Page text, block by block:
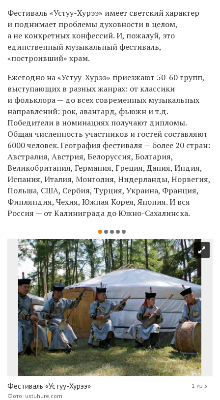
Фестиваль «Устуу-Хурээ» имеет светский характер
и поднимает проблемы духовности в целом,
а не конкретных конфессий. И, пожалуй, это
единственный музыкальный фестиваль,
«построивший» храм.
Ежегодно на «Устуу-Хурээ» приезжают 50-60 групп,
выступающих в разных жанрах: от классики
и фольклора — до всех современных музыкальных
направлений: рок, авангард, фьюжн и т.д.
Победители в номинациях получают дипломы.
Общая численность участников и гостей составляют
6000 человек. География фестиваля — более 20 стран:
Австралия, Австрия, Белоруссия, Болгария,
Великобритания, Германия, Греция, Дания, Индия,
Испания, Италия, Монголия, Нидерланды, Норвегия,
Польша, США, Сербия, Турция, Украина, Франция,
Финляндия, Чехия, Южная Корея, Япония. И вся
Россия — от Калиниграда до Южно-Сахалинска.
Фестиваль «Устуу-Хурээ»
Фото: ustuhure.com
1 из 5